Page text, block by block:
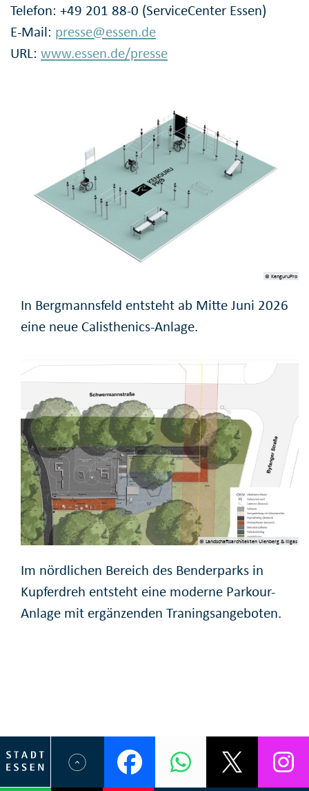
Telefon: +49 201 88-0 (ServiceCenter Essen)
E-Mail: presse@essen.de
URL: www.essen.de/presse
© KenguruPro
In Bergmannsfeld entsteht ab Mitte Juni 2026
eine neue Calisthenics-Anlage.
© Landschaftsarchitekten Ulenberg & Illgas
Im nördlichen Bereich des Benderparks in
Kupferdreh entsteht eine moderne Parkour-
Anlage mit ergänzenden Traningsangeboten.